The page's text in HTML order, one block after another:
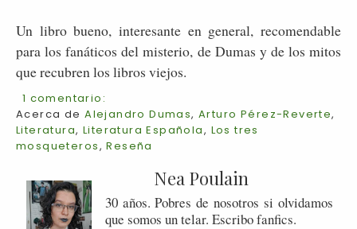
Un libro bueno, interesante en general, recomendable
para los fanáticos del misterio, de Dumas y de los mitos
que recubren los libros viejos.
1 comentario:
Acerca deAlejandro Dumas,Arturo Pérez-Reverte,
Literatura, Literatura Española, Los tres
mosqueteros,Reseña
Nea Poulain
30 años. Pobres de nosotros si olvidamos
que somos un telar. Escribo fanfics.